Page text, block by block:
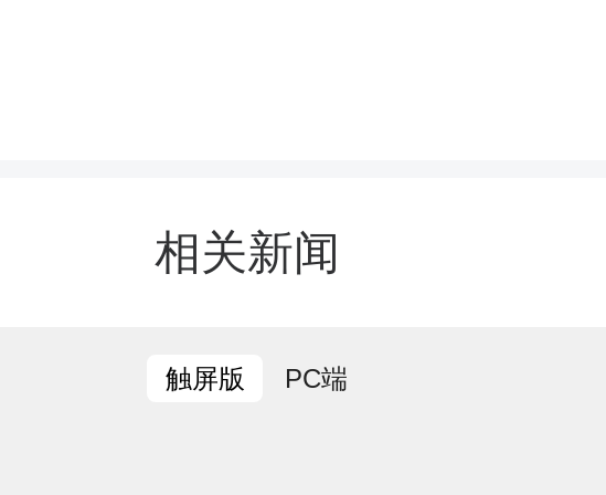
共产党员、优秀党务工作者和先
党组织的决定》，为获石门县“两
相关新闻
触屏版 PC端